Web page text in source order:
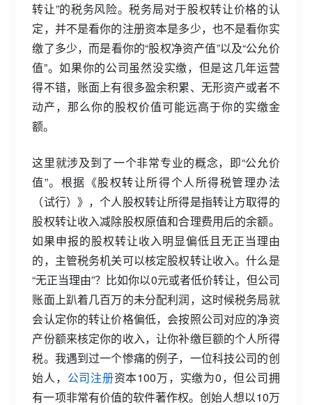
转让”的税务风险。税务局对于股权转让价格的认
定，并不是看你的注册资本是多少，也不是看你实
缴了多少，而是看你的“股权净资产值”以及“公允价
值”。如果你的公司虽然没实缴，但是这几年运营
得不错，账面上有很多盈余积累、无形资产或者不
动产，那么你的股权价值可能远高于你的实缴金
额。
这里就涉及到了一个非常专业的概念，即“公允价
值”。根据《股权转让所得个人所得税管理办法
（试行）》，个人股权转让所得是指转让方取得的
股权转让收入减除股权原值和合理费用后的余额。
如果申报的股权转让收入明显偏低且无正当理由
的，主管税务机关可以核定股权转让收入。什么是
“无正当理由”？比如你以0元或者低价转让，但公司
账面上趴着几百万的未分配利润，这时候税务局就
会认定你的转让价格偏低，会按照公司对应的净资
产份额来核定你的收入，让你补缴巨额的个人所得
税。我遇到过一个惨痛的例子，一位科技公司的创
始人， 公司注册资本100万，实缴为0，但公司拥
有一项非常有价值的软件著作权。创始人想以10万